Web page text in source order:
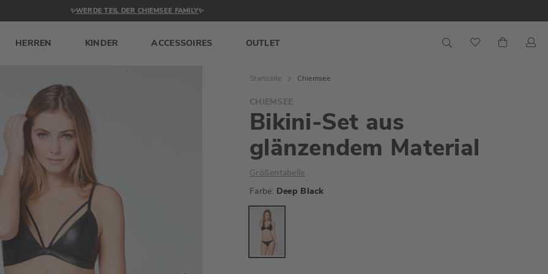
✨WERDE TEIL DER CHIEMSEE FAMILY✨
HERREN KINDER ACCESSOIRES OUTLET
Mein
CHIEMSEE
Bikini-Set aus
glänzendem Material
Größentabelle
Farbe Deep Black
Startseite Chiemsee